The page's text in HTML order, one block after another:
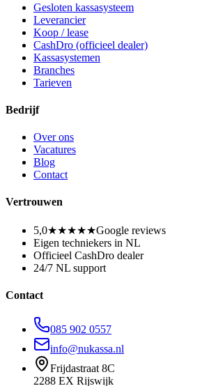
Gesloten kassasysteem
Leverancier
Koop / lease
CashDro (officieel dealer)
Kassasystemen
Branches
Tarieven
Bedrijf
Over ons
Vacatures
Blog
Contact
Vertrouwen
5,0★★★★★Google reviews
Eigen techniekers in NL
Officieel CashDro dealer
24/7 NL support
Contact
085 902 0557
info@nukassa.nl
Frijdastraat 8C
2288 EX Rijswijk